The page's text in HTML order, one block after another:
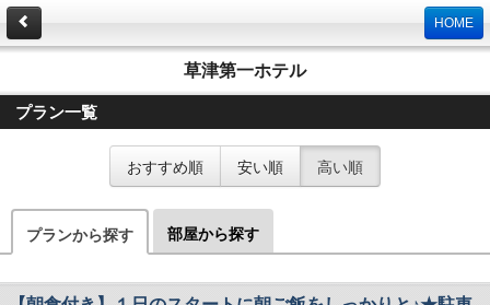
HOME
草津第一ホテル
プラン一覧
おすすめ順 安い順 高い順
プランから探す 部屋から探す